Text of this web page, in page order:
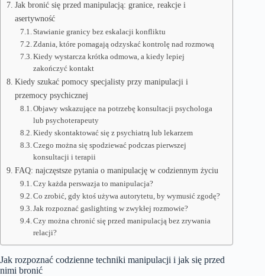
Jak bronić się przed manipulacją: granice, reakcje i
asertywność
Stawianie granicy bez eskalacji konfliktu
Zdania, które pomagają odzyskać kontrolę nad rozmową
Kiedy wystarcza krótka odmowa, a kiedy lepiej
zakończyć kontakt
Kiedy szukać pomocy specjalisty przy manipulacji i
przemocy psychicznej
Objawy wskazujące na potrzebę konsultacji psychologa
lub psychoterapeuty
Kiedy skontaktować się z psychiatrą lub lekarzem
Czego można się spodziewać podczas pierwszej
konsultacji i terapii
FAQ: najczęstsze pytania o manipulację w codziennym życiu
Czy każda perswazja to manipulacja?
Co zrobić, gdy ktoś używa autorytetu, by wymusić zgodę?
Jak rozpoznać gaslighting w zwykłej rozmowie?
Czy można chronić się przed manipulacją bez zrywania
relacji?
Jak rozpoznać codzienne techniki manipulacji i jak się przed
nimi bronić